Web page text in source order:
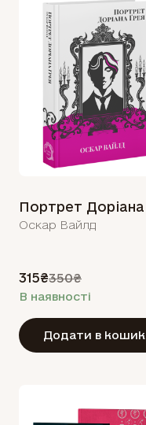
Оскар Вайлд
315₴350₴
В наявності
Додати в кошик